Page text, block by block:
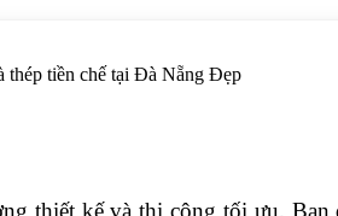
thép tiền chế tại Đà Nẵng Đẹp